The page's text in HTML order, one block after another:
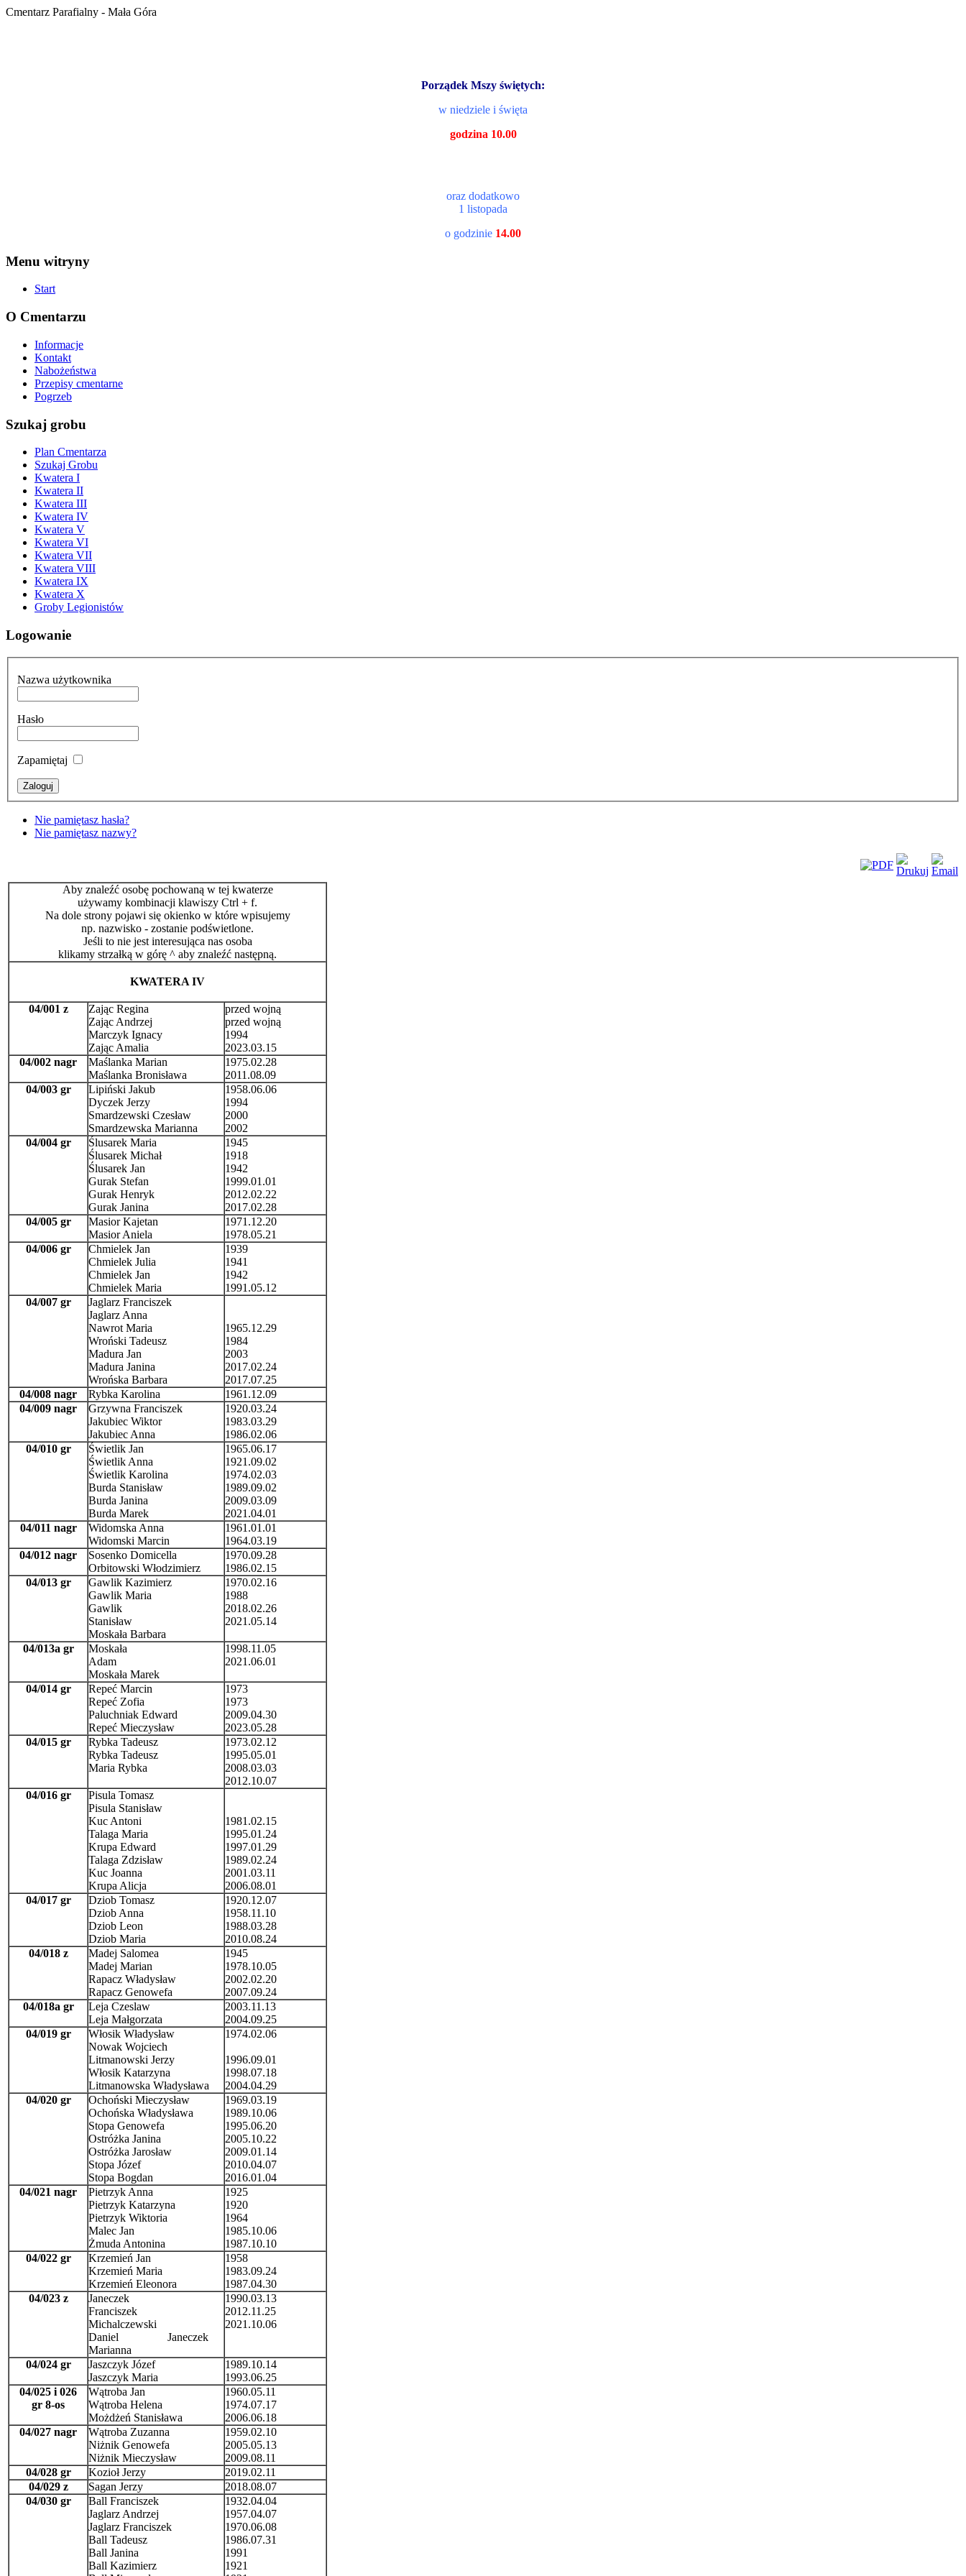
Cmentarz Parafialny - Mała Góra
Porządek Mszy świętych:
w niedziele i święta
godzina 10.00
oraz dodatkowo
1 listopada
o godzinie 14.00
Menu witryny
Start
O Cmentarzu
Informacje
Kontakt
Nabożeństwa
Przepisy cmentarne
Pogrzeb
Szukaj grobu
Plan Cmentarza
Szukaj Grobu
Kwatera I
Kwatera II
Kwatera III
Kwatera IV
Kwatera V
Kwatera VI
Kwatera VII
Kwatera VIII
Kwatera IX
Kwatera X
Groby Legionistów
Logowanie
Nazwa użytkownika
Hasło
Zapamiętaj
Nie pamiętasz hasła?
Nie pamiętasz nazwy?
Aby znaleźć osobę pochowaną w tej kwaterze
używamy kombinacji klawiszy Ctrl + f.
Na dole strony pojawi się okienko w które wpisujemy
np. nazwisko - zostanie podświetlone.
Jeśli to nie jest interesująca nas osoba
klikamy strzałką w górę ^ aby znaleźć następną.
KWATERA IV
04/001 z
Zając Regina
Zając Andrzej
Marczyk Ignacy
Zając Amalia
przed wojną
przed wojną
1994
2023.03.15
04/002 nagr
Maślanka Marian
Maślanka Bronisława
1975.02.28
2011.08.09
04/003 gr
Lipiński Jakub
Dyczek Jerzy
Smardzewski Czesław
Smardzewska Marianna
1958.06.06
1994
2000
2002
04/004 gr
Ślusarek Maria
Ślusarek Michał
Ślusarek Jan
Gurak Stefan
Gurak Henryk
Gurak Janina
1945
1918
1942
1999.01.01
2012.02.22
2017.02.28
04/005 gr
Masior Kajetan
Masior Aniela
1971.12.20
1978.05.21
04/006 gr
Chmielek Jan
Chmielek Julia
Chmielek Jan
Chmielek Maria
1939
1941
1942
1991.05.12
04/007 gr
Jaglarz Franciszek
Jaglarz Anna
Nawrot Maria
Wroński Tadeusz
Madura Jan
Madura Janina
Wrońska Barbara
1965.12.29
1984
2003
2017.02.24
2017.07.25
04/008 nagr
Rybka Karolina
1961.12.09
04/009 nagr
Grzywna Franciszek
Jakubiec Wiktor
Jakubiec Anna
1920.03.24
1983.03.29
1986.02.06
04/010 gr
Świetlik Jan
Świetlik Anna
Świetlik Karolina
Burda Stanisław
Burda Janina
Burda Marek
1965.06.17
1921.09.02
1974.02.03
1989.09.02
2009.03.09
2021.04.01
04/011 nagr
Widomska Anna
Widomski Marcin
1961.01.01
1964.03.19
04/012 nagr
Sosenko Domicella
Orbitowski Włodzimierz
1970.09.28
1986.02.15
04/013 gr
Gawlik Kazimierz
Gawlik Maria
Gawlik
Stanisław
Moskała Barbara
1970.02.16
1988
2018.02.26
2021.05.14
04/013a gr
Moskała
Adam
Moskała Marek
1998.11.05
2021.06.01
04/014 gr
Repeć Marcin
Repeć Zofia
Paluchniak Edward
Repeć Mieczysław
1973
1973
2009.04.30
2023.05.28
04/015 gr
Rybka Tadeusz
Rybka Tadeusz
Maria Rybka
1973.02.12
1995.05.01
2008.03.03
2012.10.07
04/016 gr
Pisula Tomasz
Pisula Stanisław
Kuc Antoni
Talaga Maria
Krupa Edward
Talaga Zdzisław
Kuc Joanna
Krupa Alicja
1981.02.15
1995.01.24
1997.01.29
1989.02.24
2001.03.11
2006.08.01
04/017 gr
Dziob Tomasz
Dziob Anna
Dziob Leon
Dziob Maria
1920.12.07
1958.11.10
1988.03.28
2010.08.24
04/018 z
Madej Salomea
Madej Marian
Rapacz Władysław
Rapacz Genowefa
1945
1978.10.05
2002.02.20
2007.09.24
04/018a gr
Leja Czeslaw
Leja Małgorzata
2003.11.13
2004.09.25
04/019 gr
Włosik Władysław
Nowak Wojciech
Litmanowski Jerzy
Włosik Katarzyna
Litmanowska Władysława
1974.02.06
1996.09.01
1998.07.18
2004.04.29
04/020 gr
Ochoński Mieczysław
Ochońska Władysława
Stopa Genowefa
Ostróżka Janina
Ostróżka Jarosław
Stopa Józef
Stopa Bogdan
1969.03.19
1989.10.06
1995.06.20
2005.10.22
2009.01.14
2010.04.07
2016.01.04
04/021 nagr
Pietrzyk Anna
Pietrzyk Katarzyna
Pietrzyk Wiktoria
Malec Jan
Żmuda Antonina
1925
1920
1964
1985.10.06
1987.10.10
04/022 gr
Krzemień Jan
Krzemień Maria
Krzemień Eleonora
1958
1983.09.24
1987.04.30
04/023 z
Janeczek
Franciszek
Michalczewski
Daniel Janeczek
Marianna
1990.03.13
2012.11.25
2021.10.06
04/024 gr
Jaszczyk Józef
Jaszczyk Maria
1989.10.14
1993.06.25
04/025 i 026
gr 8-os
Wątroba Jan
Wątroba Helena
Możdżeń Stanisława
1960.05.11
1974.07.17
2006.06.18
04/027 nagr
Wątroba Zuzanna
Niżnik Genowefa
Niżnik Mieczysław
1959.02.10
2005.05.13
2009.08.11
04/028 gr
Kozioł Jerzy
2019.02.11
04/029 z
Sagan Jerzy
2018.08.07
04/030 gr
Ball Franciszek
Jaglarz Andrzej
Jaglarz Franciszek
Ball Tadeusz
Ball Janina
Ball Kazimierz
1932.04.04
1957.04.07
1970.06.08
1986.07.31
1991
1921